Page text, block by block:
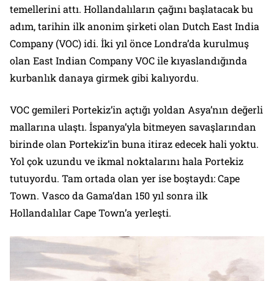
temellerini attı. Hollandalıların çağını başlatacak bu
adım, tarihin ilk anonim şirketi olan Dutch East India
Company (VOC) idi. İki yıl önce Londra’da kurulmuş
olan East Indian Company VOC ile kıyaslandığında
kurbanlık danaya girmek gibi kalıyordu.
VOC gemileri Portekiz’in açtığı yoldan Asya’nın değerli
mallarına ulaştı. İspanya’yla bitmeyen savaşlarından
birinde olan Portekiz’in buna itiraz edecek hali yoktu.
Yol çok uzundu ve ikmal noktalarını hala Portekiz
tutuyordu. Tam ortada olan yer ise boştaydı: Cape
Town. Vasco da Gama’dan 150 yıl sonra ilk
Hollandalılar Cape Town’a yerleşti.